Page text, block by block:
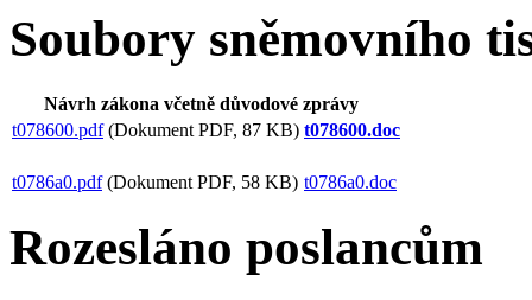
Soubory sněmovního
Návrh zákona včetně důvodové zprávy
t078600.pdf(Dokument PDF, 87 KB) t078600.doc
t0786a0.pdf(Dokument PDF, 58 KB) t0786a0.doc
Rozesláno poslancům